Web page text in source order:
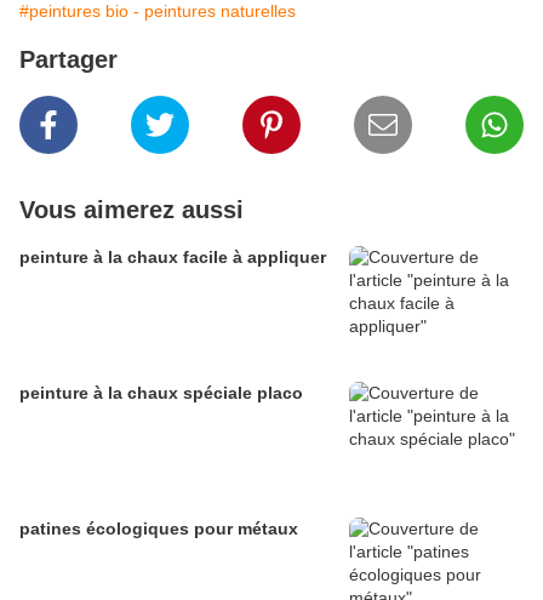
#peintures bio - peintures naturelles
Partager
Vous aimerez aussi
peinture à la chaux facile à appliquer
peinture à la chaux spéciale placo
patines écologiques pour métaux